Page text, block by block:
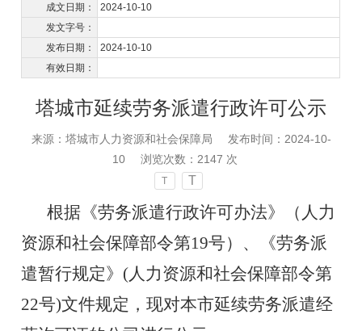
成文日期：
2024-10-10
发文字号：
发布日期：
2024-10-10
有效日期：
塔城市延续劳务派遣行政许可公示
来源：塔城市人力资源和社会保障局
发布时间：2024-10-
10
浏览次数： 2147 次
T T
根据《劳务派遣行政许可办法》（人力
资源和社会保障部令第19号）、《劳务派
遣暂行规定》(人力资源和社会保障部令第
22号)文件规定 ，现对本市延续劳务派遣经